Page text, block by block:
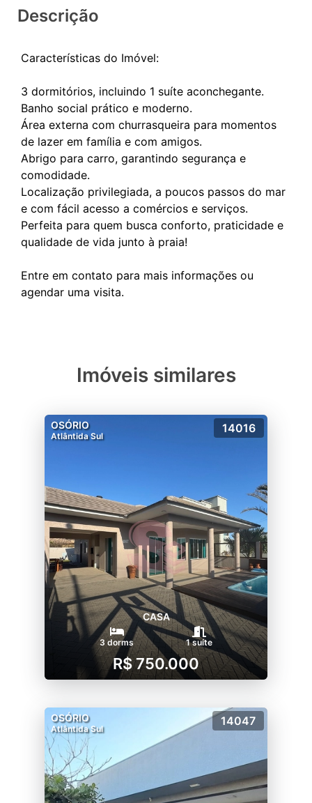
Descrição
Características do Imóvel:
3 dormitórios, incluindo 1 suíte aconchegante.
Banho social prático e moderno.
Área externa com churrasqueira para momentos
de lazer em família e com amigos.
Abrigo para carro, garantindo segurança e
comodidade.
Localização privilegiada, a poucos passos do mar
e com fácil acesso a comércios e serviços.
Perfeita para quem busca conforto, praticidade e
qualidade de vida junto à praia!
Entre em contato para mais informações ou
Imóveis similares
OSÓRIO
Atlântida Sul
14016
CASA
3 dorms 1 suíte
R$ 750.000
OSÓRIO
Atlântida Sul
14047